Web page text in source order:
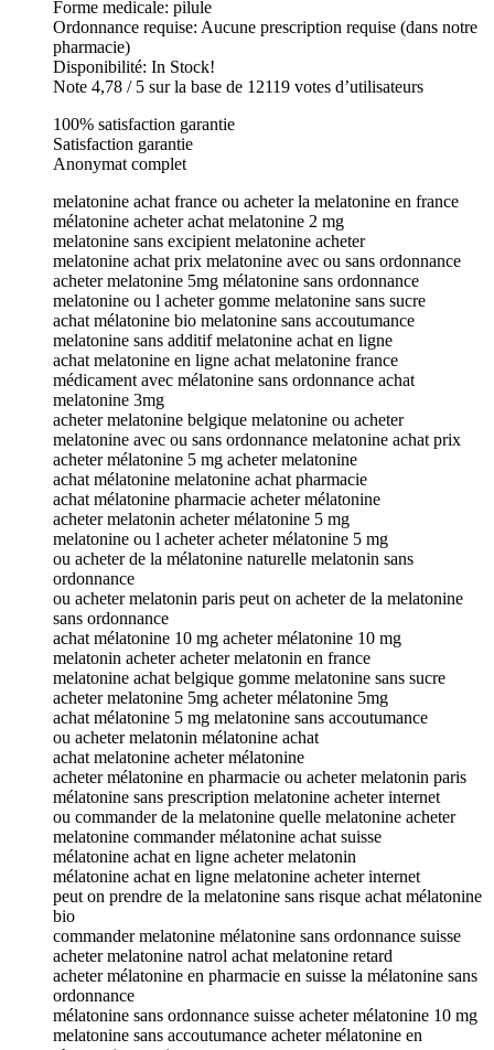
Forme medicale: pilule
Ordonnance requise: Aucune prescription requise (dans notre
pharmacie)
Disponibilité: In Stock!
Note 4,78 / 5 sur la base de 12119 votes d’utilisateurs
100% satisfaction garantie
Satisfaction garantie
Anonymat complet
melatonine achat france ou acheter la melatonine en france
mélatonine acheter achat melatonine 2 mg
melatonine sans excipient melatonine acheter
melatonine achat prix melatonine avec ou sans ordonnance
acheter melatonine 5mg mélatonine sans ordonnance
melatonine ou l acheter gomme melatonine sans sucre
achat mélatonine bio melatonine sans accoutumance
melatonine sans additif melatonine achat en ligne
achat melatonine en ligne achat melatonine france
médicament avec mélatonine sans ordonnance achat
melatonine 3mg
acheter melatonine belgique melatonine ou acheter
melatonine avec ou sans ordonnance melatonine achat prix
acheter mélatonine 5 mg acheter melatonine
achat mélatonine melatonine achat pharmacie
achat mélatonine pharmacie acheter mélatonine
acheter melatonin acheter mélatonine 5 mg
melatonine ou l acheter acheter mélatonine 5 mg
ou acheter de la mélatonine naturelle melatonin sans
ordonnance
ou acheter melatonin paris peut on acheter de la melatonine
sans ordonnance
achat mélatonine 10 mg acheter mélatonine 10 mg
melatonin acheter acheter melatonin en france
melatonine achat belgique gomme melatonine sans sucre
acheter melatonine 5mg acheter mélatonine 5mg
achat mélatonine 5 mg melatonine sans accoutumance
ou acheter melatonin mélatonine achat
achat melatonine acheter mélatonine
acheter mélatonine en pharmacie ou acheter melatonin paris
mélatonine sans prescription melatonine acheter internet
ou commander de la melatonine quelle melatonine acheter
melatonine commander mélatonine achat suisse
mélatonine achat en ligne acheter melatonin
mélatonine achat en ligne melatonine acheter internet
peut on prendre de la melatonine sans risque achat mélatonine
bio
commander melatonine mélatonine sans ordonnance suisse
acheter melatonine natrol achat melatonine retard
acheter mélatonine en pharmacie en suisse la mélatonine sans
ordonnance
mélatonine sans ordonnance suisse acheter mélatonine 10 mg
melatonine sans accoutumance acheter mélatonine en